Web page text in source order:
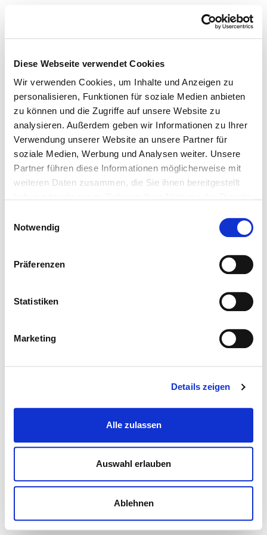
Diese Webseite verwendet Cookies
Wir verwenden Cookies, um Inhalte und Anzeigen zu
personalisieren, Funktionen für soziale Medien anbieten
zu können und die Zugriffe auf unsere Website zu
analysieren. Außerdem geben wir Informationen zu Ihrer
Verwendung unserer Website an unsere Partner für
soziale Medien, Werbung und Analysen weiter. Unsere
Partner führen diese Informationen möglicherweise mit
weiteren Daten zusammen, die Sie ihnen bereitgestellt
Notwendig
Präferenzen
Statistiken
Marketing
Details zeigen
Alle zulassen
Auswahl erlauben
Ablehnen